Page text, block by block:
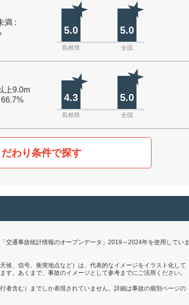
満 :
5.0 5.0
島根県 全国
上9.0m
4.3 5.0
島根県 全国
だわり条件で探す
交通事故統計情報のオープンデータ」2019～2024年を使用していま
候、信号、衝突地点など）は、代表的なイメージをイラスト化して
す。あくまで、事故のイメージとして参考までにご活用ください。
者含む）までしか表現されていません。詳細は事故の個別ページの